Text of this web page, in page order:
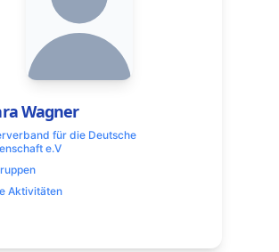
Wagner
für die Deutsche
e.V
Aktivitäten